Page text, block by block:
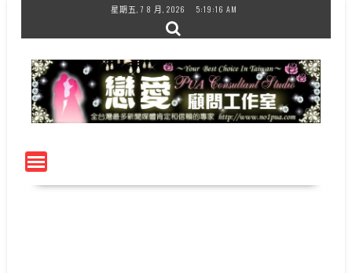
content
星期五, 7 8 月, 2026 5:19:16 AM